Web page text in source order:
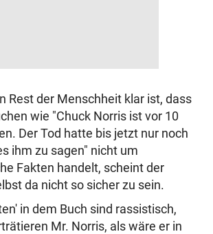
Rest der Menschheit klar ist, dass
wie "Chuck Norris ist vor 10
Der Tod hatte bis jetzt nur noch
ihm zu sagen" nicht um
Fakten handelt, scheint der
da nicht so sicher zu sein.
in dem Buch sind rassistisch,
Mr. Norris, als wäre er in